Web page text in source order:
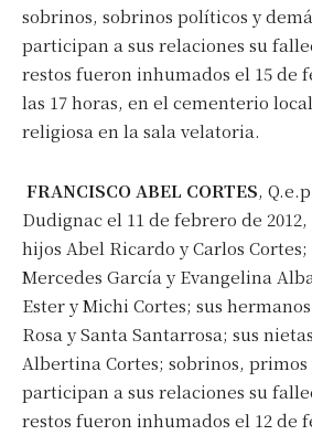
sobrinos, sobrinos políticos y
participan a sus relaciones su
restos fueron inhumados el 15 de
las 17 horas, en el cementerio
religiosa en la sala velatoria.
FRANCISCO ABEL CORTES,
Dudignac el 11 de febrero de 2012,
hijos Abel Ricardo y Carlos
Mercedes García y Evangelina
Ester y Michi Cortes; sus
Rosa y Santa Santarrosa; sus
Albertina Cortes; sobrinos,
participan a sus relaciones su
restos fueron inhumados el 12 de